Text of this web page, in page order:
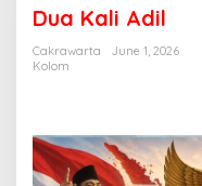
Dua Kali Adil
Cakrawarta
June 1, 2026
Kolom